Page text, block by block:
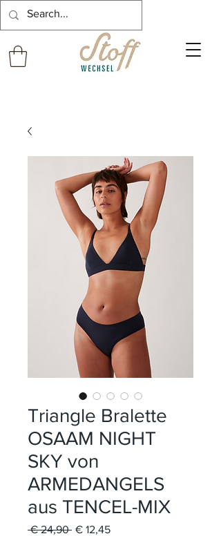
Triangle Bralette
OSAAM NIGHT
SKY von
ARMEDANGELS
aus TENCEL-MIX
€ 24,90 Standardpreis
€ 12,45Sale-